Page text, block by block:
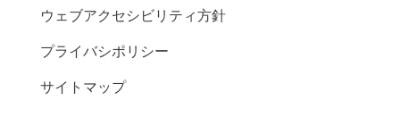
ウェブアクセシビリティ方針
プライバシポリシー
サイトマップ